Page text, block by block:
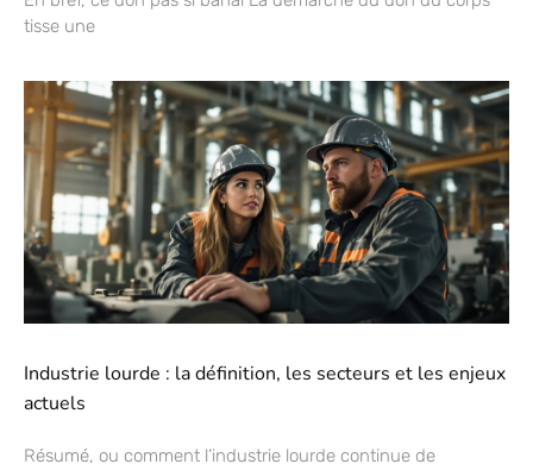
tisse une
Industrie lourde : la définition, les secteurs et les enjeux
actuels
Résumé, ou comment l’industrie lourde continue de